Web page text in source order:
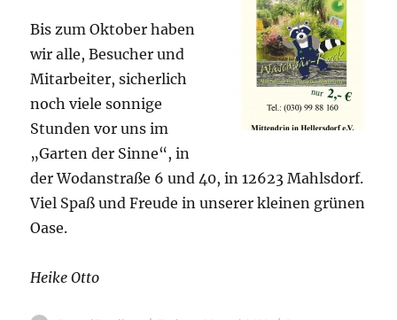
Bis zum Oktober haben
wir alle, Besucher und
Mitarbeiter, sicherlich
noch viele sonnige
Stunden vor uns im
„Garten der Sinne“, in
der Wodanstraße 6 und 40, in 12623 Mahlsdorf.
Viel Spaß und Freude in unserer kleinen grünen
Oase.
Heike Otto